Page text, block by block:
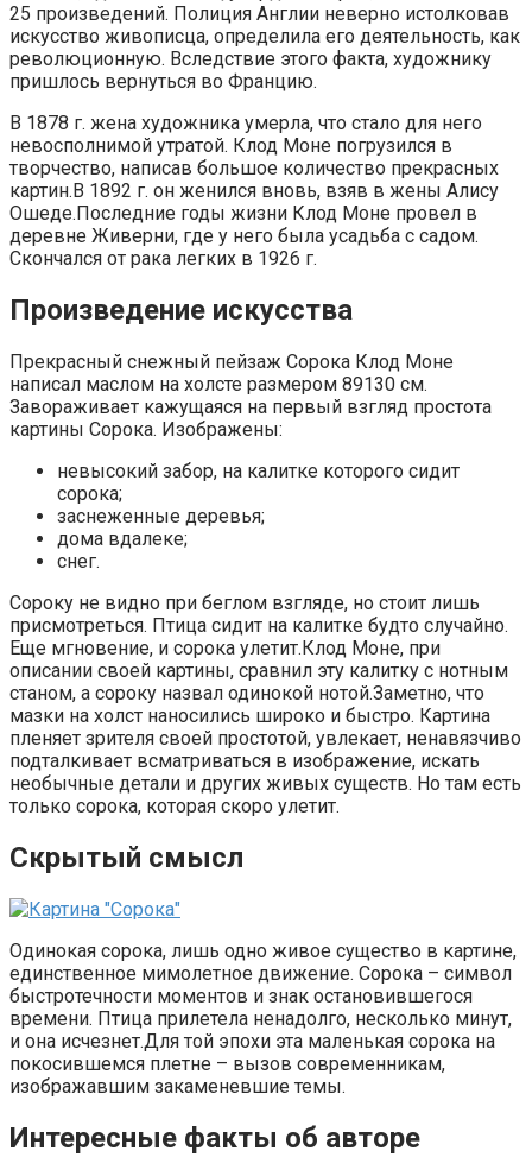
25 произведений. Полиция Англии неверно истолковав
искусство живописца, определила его деятельность, как
революционную. Вследствие этого факта, художнику
пришлось вернуться во Францию.
В 1878 г. жена художника умерла, что стало для него
невосполнимой утратой. Клод Моне погрузился в
творчество, написав большое количество прекрасных
картин.В 1892 г. он женился вновь, взяв в жены Алису
Ошеде.Последние годы жизни Клод Моне провел в
деревне Живерни, где у него была усадьба с садом.
Скончался от рака легких в 1926 г.
Произведение искусства
Прекрасный снежный пейзаж Сорока Клод Моне
написал маслом на холсте размером 89130 см.
Завораживает кажущаяся на первый взгляд простота
картины Сорока. Изображены:
невысокий забор, на калитке которого сидит
сорока;
заснеженные деревья;
дома вдалеке;
снег.
Сороку не видно при беглом взгляде, но стоит лишь
присмотреться. Птица сидит на калитке будто случайно.
Еще мгновение, и сорока улетит.Клод Моне, при
описании своей картины, сравнил эту калитку с нотным
станом, а сороку назвал одинокой нотой.Заметно, что
мазки на холст наносились широко и быстро. Картина
пленяет зрителя своей простотой, увлекает, ненавязчиво
подталкивает всматриваться в изображение, искать
необычные детали и других живых существ. Но там есть
только сорока, которая скоро улетит.
Скрытый смысл
Одинокая сорока, лишь одно живое существо в картине,
единственное мимолетное движение. Сорока – символ
быстротечности моментов и знак остановившегося
времени. Птица прилетела ненадолго, несколько минут,
и она исчезнет.Для той эпохи эта маленькая сорока на
покосившемся плетне – вызов современникам,
изображавшим закаменевшие темы.
Интересные факты об авторе